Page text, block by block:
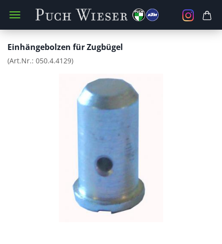
Einhängebolzen für Zugbügel
(Art.Nr.: 050.4.4129)